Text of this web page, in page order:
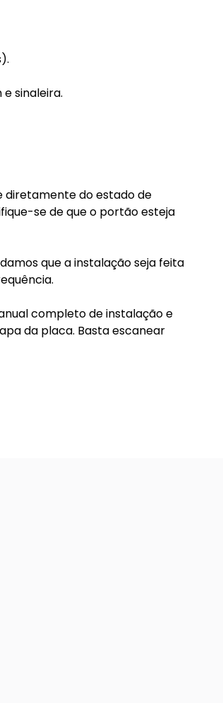
sinaleira.
diretamente do estado de
se de que o portão esteja
que a instalação seja feita
completo de instalação e
da placa. Basta escanear